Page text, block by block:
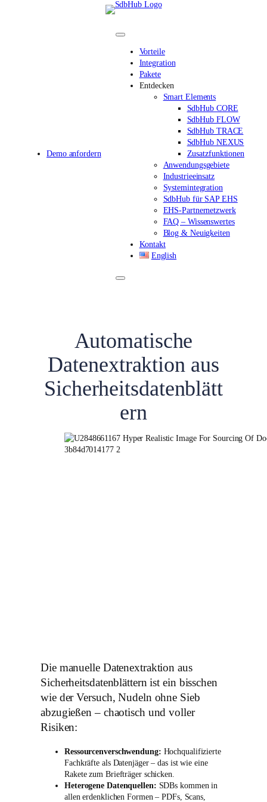
Demo anfordern
Vorteile
Integration
Pakete
Entdecken
Smart Elements
SdbHub CORE
SdbHub FLOW
SdbHub TRACE
SdbHub NEXUS
Zusatzfunktionen
Anwendungsgebiete
Industrieeinsatz
Systemintegration
SdbHub für SAP EHS
EHS-Partnernetzwerk
FAQ – Wissenswertes
Blog & Neuigkeiten
Kontakt
English
Automatische
Datenextraktion aus
Sicherheitsdatenblätt
ern
Die manuelle Datenextraktion aus
Sicherheitsdatenblättern ist ein bisschen
wie der Versuch, Nudeln ohne Sieb
abzugießen – chaotisch und voller
Risiken:
Ressourcenverschwendung: Hochqualifizierte
Fachkräfte als Datenjäger – das ist wie eine
Rakete zum Briefträger schicken.
Heterogene Datenquellen: SDBs kommen in
allen erdenklichen Formen – PDFs, Scans,